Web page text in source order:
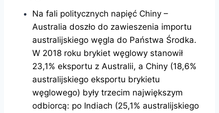
Na fali politycznych napięć Chiny –
Australia doszło do zawieszenia importu
australijskiego węgla do Państwa Środka.
W 2018 roku brykiet węglowy stanowił
23,1% eksportu z Australii, a Chiny (18,6%
australijskiego eksportu brykietu
węglowego) były trzecim największym
odbiorcą: po Indiach (25,1% australijskiego